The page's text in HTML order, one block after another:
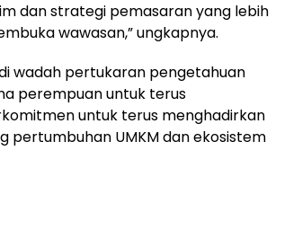
dan strategi pemasaran yang lebih
wawasan,” ungkapnya.
wadah pertukaran pengetahuan
perempuan untuk terus
untuk terus menghadirkan
UMKM dan ekosistem